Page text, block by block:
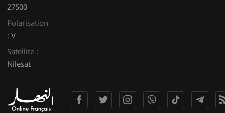
27500
Polarisation
: V
Satellite :
Nilesat